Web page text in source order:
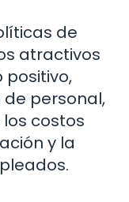
de
atractivos
personal,
los costos
y la